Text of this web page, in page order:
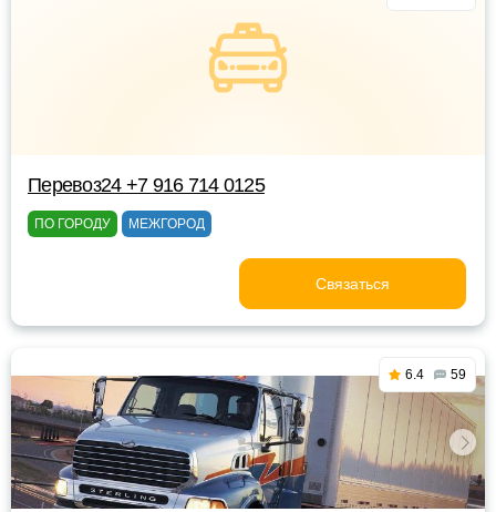
Перевоз24 +7 916 714 0125
ПО ГОРОДУ МЕЖГОРОД
Связаться
6.4 59